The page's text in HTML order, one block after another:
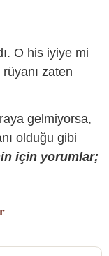
O his iyiye mi
zaten
gelmiyorsa,
olduğu gibi
için yorumlar;